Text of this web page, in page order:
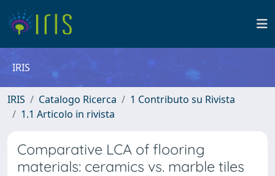
IRIS
IRIS Catalogo Ricerca
1 Contributo su Rivista
1.1 Articolo in rivista
Comparative LCA of flooring
materials: ceramics vs. marble tiles